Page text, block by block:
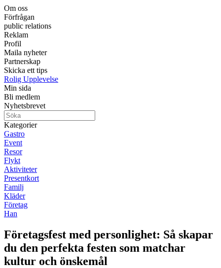
Om oss
Förfrågan
public relations
Reklam
Profil
Maila nyheter
Partnerskap
Skicka ett tips
Rolig Upplevelse
Min sida
Bli medlem
Nyhetsbrevet
Kategorier
Gastro
Event
Resor
Flykt
Aktiviteter
Presentkort
Familj
Kläder
Företag
Han
Företagsfest med personlighet: Så skapar
du den perfekta festen som matchar
kultur och önskemål